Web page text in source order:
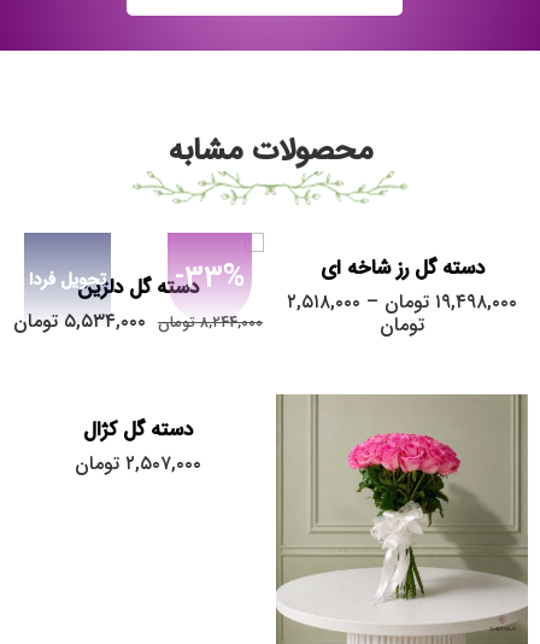
محصولات مشابه
دسته گل رز شاخه ای
۱۹,۴۹۸,۰۰۰ تومان – ۲,۵۱۸,۰۰۰
تومان
تحویل فردا -33%دسته گل دلژین
۸,۲۴۴,۰۰۰ تومان ۵,۵۳۴,۰۰۰ تومان
دسته گل کژال
۲,۵۰۷,۰۰۰ تومان